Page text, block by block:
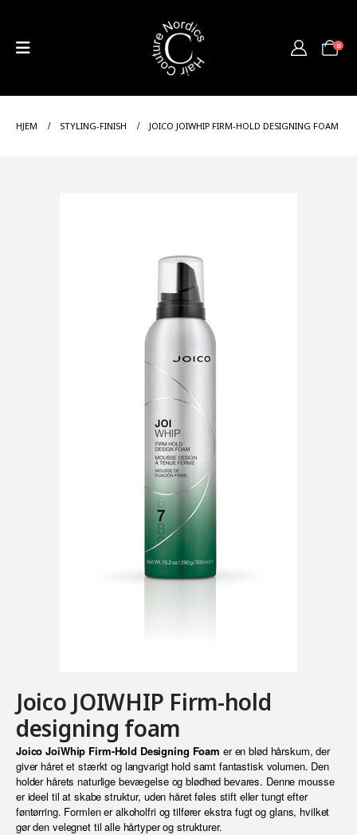
0
HJEM STYLING-FINISH JOICO JOIWHIP FIRM-HOLD DESIGNING FOAM
Joico JOIWHIP Firm-hold
designing foam
Joico JoiWhip Firm-Hold Designing Foam er en blød hårskum, der
giver håret et stærkt og langvarigt hold samt fantastisk volumen. Den
holder hårets naturlige bevægelse og blødhed bevares. Denne mousse
er ideel til at skabe struktur, uden håret føles stift eller tungt efter
føntørring. Formlen er alkoholfri og tilfører ekstra fugt og glans, hvilket
gør den velegnet til alle hårtyper og strukturer.